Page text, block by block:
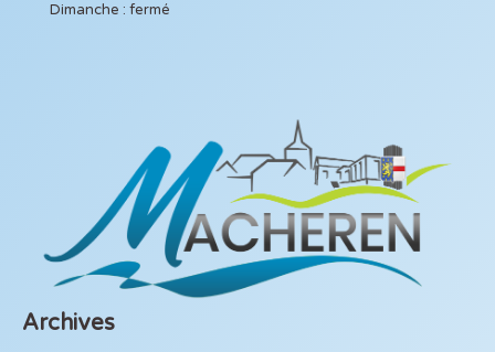
Dimanche : fermé
Archives